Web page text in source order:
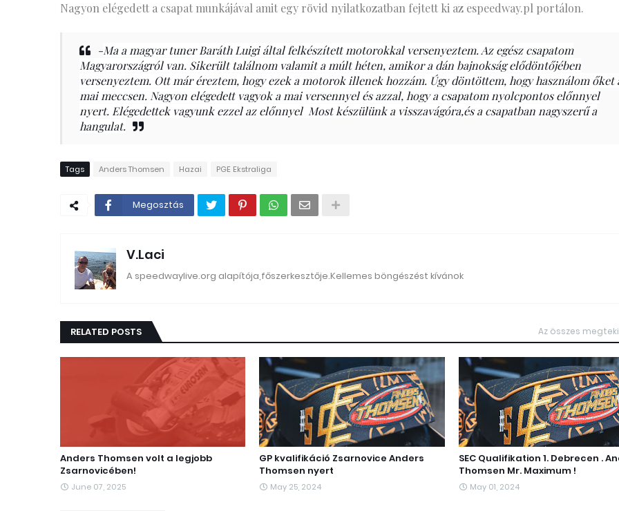
Nagyon elégedett a csapat munkájával amit egy rövid nyilatkozatban fejtett ki az espeedway.pl portálon.
-Ma a magyar tuner Baráth Luigi által felkészített motorokkal versenyeztem. Az egész csapatom
Magyarországról van. Sikerült találnom valamit a múlt héten, amikor a dán bajnokság elődöntőjében
versenyeztem. Ott már éreztem, hogy ezek a motorok illenek hozzám. Úgy döntöttem, hogy használom őket
mai meccsen. Nagyon elégedett vagyok a mai versennyel és azzal, hogy a csapatom nyolcpontos előnnyel
nyert. Elégedettek vagyunk ezzel az előnnyel Most készülünk a visszavágóra,és a csapatban nagyszerű a
hangulat.
Tags Anders Thomsen Hazai PGE Ekstraliga
Megosztás
V.Laci
A speedwaylive.org alapítója,főszerkesztője.Kellemes böngészést kívánok
RELATED POSTS Az összes
Anders Thomsen volt a legjobb
Zsarnovicében!
June 07, 2025
GP kvalifikáció Zsarnovice Anders
Thomsen nyert
May 25, 2024
SEC Qualifikation 1. Debrecen .
Thomsen Mr. Maximum !
May 01, 2024